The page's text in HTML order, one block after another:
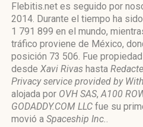
Flebitis.net es seguido por
2014. Durante el tiempo ha
1 791 899 en el mundo,
tráfico proviene de México,
posición 73 506. Fue
desde Xavi Rivas hasta
Privacy service provided by
alojada por OVH SAS,A100
GODADDY.COM LLC fue su
movió a Spaceship Inc..